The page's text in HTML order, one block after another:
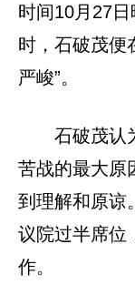
时间10月27
时，石破茂便
严峻”。
石破茂认
苦战的最大原
到理解和原谅
议院过半席位
作。